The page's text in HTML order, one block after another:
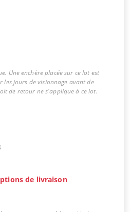
Une enchère placée sur ce lot est
les jours de visionnage avant de
de retour ne s'applique à ce lot.
de livraison